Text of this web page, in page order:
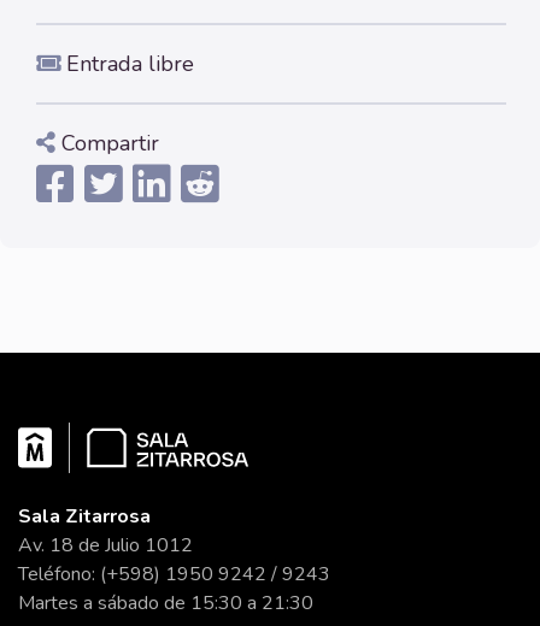
Entrada libre
Compartir
Sala Zitarrosa
Av. 18 de Julio 1012
Teléfono: (+598) 1950 9242 / 9243
Martes a sábado de 15:30 a 21:30